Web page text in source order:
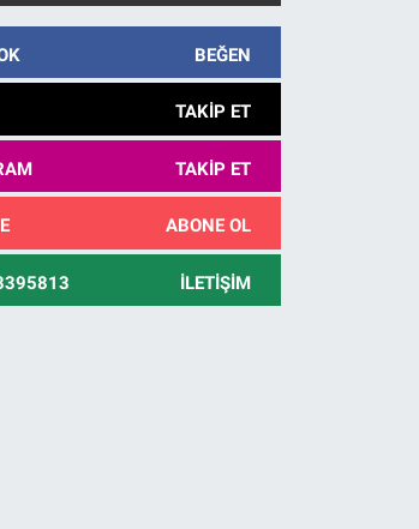
10 yıl sonra yakalandı
BEĞEN
TAKIP ET
TAKIP ET
ABONE OL
İLETIŞIM